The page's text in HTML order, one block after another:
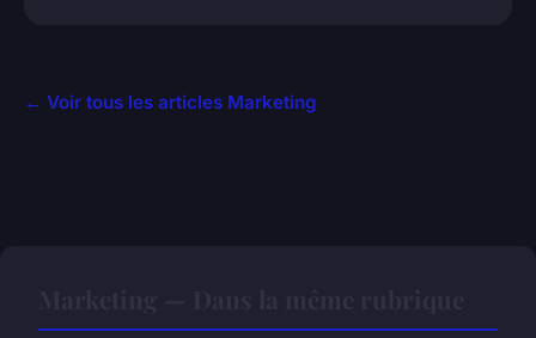
← Voir tous les articles Marketing